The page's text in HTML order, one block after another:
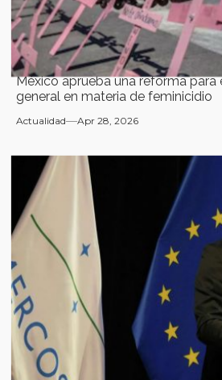
México aprueba una reforma para
general en materia de feminicidio
Actualidad Apr 28, 2026